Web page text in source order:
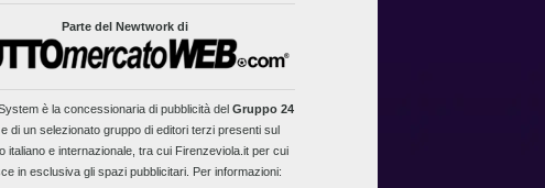
Parte del Newtwork di
è la concessionaria di pubblicità del Gruppo 24
di un selezionato gruppo di editori terzi presenti sul
italiano e internazionale, tra cui Firenzeviola.it per cui
in esclusiva gli spazi pubblicitari. Per informazioni: